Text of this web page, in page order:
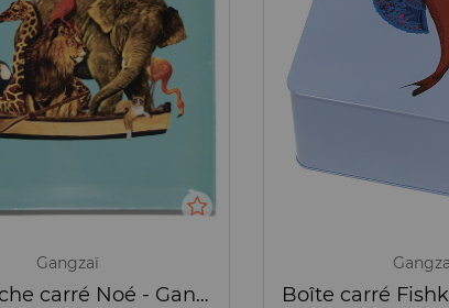
Gangzaï
Vide poche carré Noé - Gangzai Boîte carré